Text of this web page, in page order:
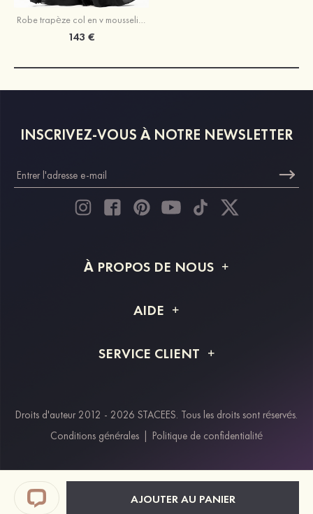
AJOUTER AU PANIER
Robe trapèze col en v mousseline longueur ras du sol robe de bal avec perle paillettes
143 €
INSCRIVEZ-VOUS À NOTRE NEWSLETTER
À PROPOS DE NOUS
Livraison
AIDE
Retour et remboursement
SERVICE CLIENT
Modes de paiement
Klarna
Paypal
Réductions étudiants & travailleurs essentiels
Droits d'auteur 2012 - 2026 STACEES. Tous les droits sont réservés.
Conditions générales | Politique de confidentialité